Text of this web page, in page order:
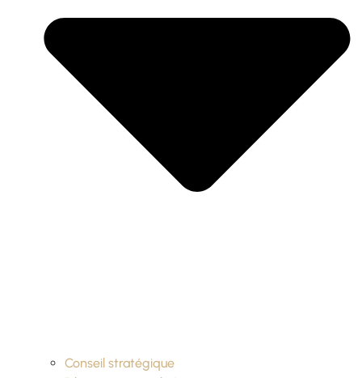
Conseil stratégique